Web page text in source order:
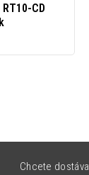
CD
Chcete